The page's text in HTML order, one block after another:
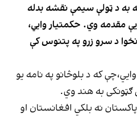
به د ټولې سیمې نقشه بدله
مقدمه وي. حکمتیار وايي،
د سرو زرو په پتنوس كې
که د بلوڅانو په نامه یو
ګټونکی به هند وي.
نه بلكي افغانستان او